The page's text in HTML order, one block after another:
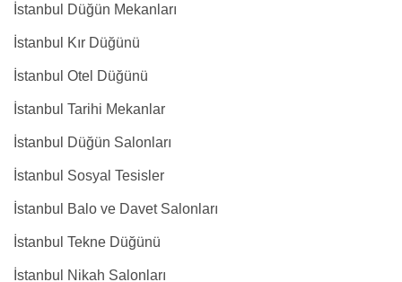
İstanbul Düğün Mekanları
İstanbul Kır Düğünü
İstanbul Otel Düğünü
İstanbul Tarihi Mekanlar
İstanbul Düğün Salonları
İstanbul Sosyal Tesisler
İstanbul Balo ve Davet Salonları
İstanbul Tekne Düğünü
İstanbul Nikah Salonları